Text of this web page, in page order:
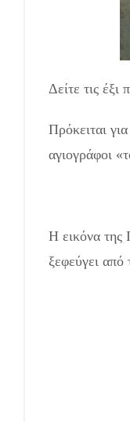
Δείτε τις έξι
Πρόκειται
αγιογράφοι
Η εικόνα της
ξεφεύγει από